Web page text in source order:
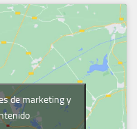
de marketing y